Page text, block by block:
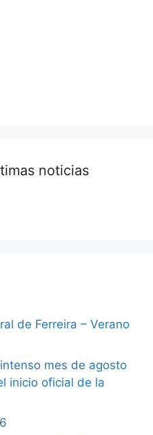
noticias
de Ferreira – Verano
mes de agosto
inicio oficial de la